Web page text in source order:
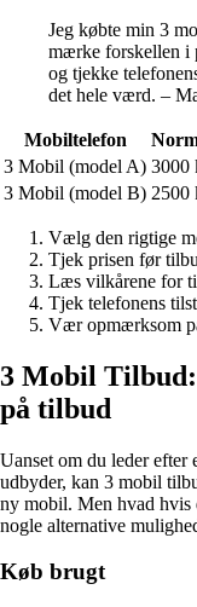
Jeg købte min 3
mærke forskellen i
og tjekke
det hele værd. –
Mobiltelefon
3 Mobil (model A) 3000
3 Mobil (model B) 2500
Vælg den rigtige
Tjek prisen før
Læs vilkårene for
Tjek telefonens
Vær opmærksom
3 Mobil
på tilbud
Uanset om du leder
udbyder, kan 3 mobil
ny mobil. Men hvad hvis
nogle alternative
Køb brugt